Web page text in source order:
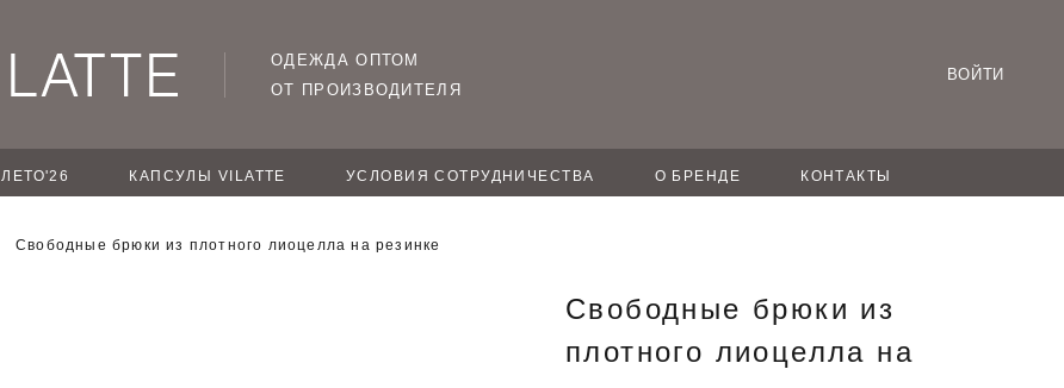
ОДЕЖДА ОПТОМ
ОТ ПРОИЗВОДИТЕЛЯ
ВОЙТИ
ЛЕТО'26 КАПСУЛЫ VILATTE УСЛОВИЯ СОТРУДНИЧЕСТВА О БРЕНДЕ КОНТАКТЫ
Свободные брюки из плотного лиоцелла на резинке
Свободные брюки из
плотного лиоцелла на